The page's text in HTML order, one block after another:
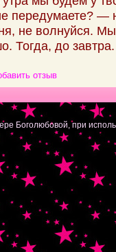
передумаете? —
не волнуйся.
Тогда, до
отзыв
|
Боголюбовой, при